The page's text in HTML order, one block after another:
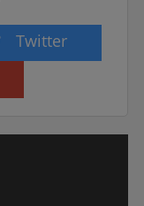
Twitter